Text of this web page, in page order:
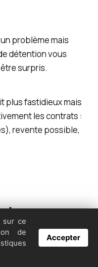
problème mais
détention vous
surpris.
plus fastidieux mais
les contrats :
revente possible,
pas aussi liquides
sur ce
de
Accepter